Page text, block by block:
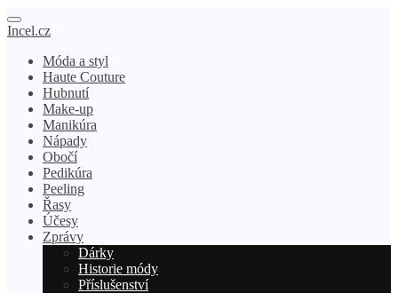
Incel.cz
Móda a styl
Haute Couture
Hubnutí
Make-up
Manikúra
Nápady
Obočí
Pedikúra
Peeling
Řasy
Účesy
Zprávy
Dárky
Historie módy
Příslušenství